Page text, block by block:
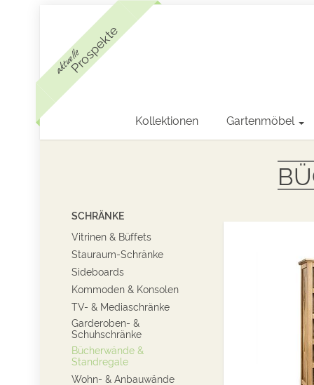
aktuelleProspekte
Kollektionen Gartenmöbel
SCHRÄNKE
Vitrinen & Büffets
Stauraum-Schränke
Sideboards
Kommoden & Konsolen
TV- & Mediaschränke
Garderoben- &
Schuhschränke
Bücherwände &
Standregale
Wohn- & Anbauwände